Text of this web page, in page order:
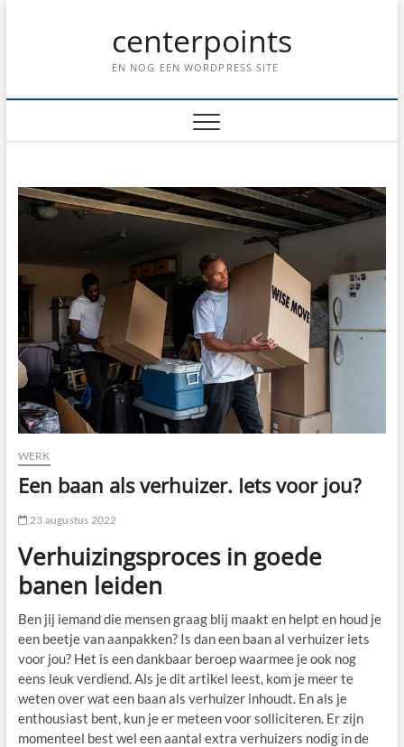
centerpoints
EN NOG EEN WORDPRESS SITE
WERK
Een baan als verhuizer. Iets voor jou?
23 augustus 2022
Verhuizingsproces in goede
banen leiden
Ben jij iemand die mensen graag blij maakt en helpt en houd je
een beetje van aanpakken? Is dan een baan al verhuizer iets
voor jou? Het is een dankbaar beroep waarmee je ook nog
eens leuk verdiend. Als je dit artikel leest, kom je meer te
weten over wat een baan als verhuizer inhoudt. En als je
enthousiast bent, kun je er meteen voor solliciteren. Er zijn
momenteel best wel een aantal extra verhuizers nodig in de